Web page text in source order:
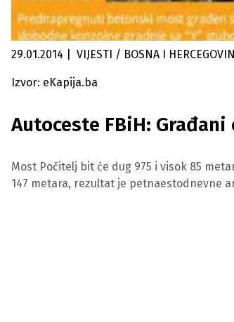
29.01.2014 VIJESTI / BOSNA I
Izvor: eKapija.ba
Autoceste FBiH:
Most Počitelj bit će dug 975 i visok 85
147 metara, rezultat je petnaestodnevne